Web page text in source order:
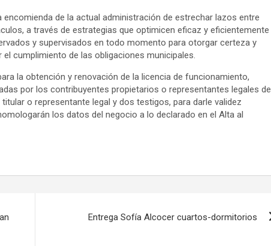
de la actual administración de estrechar lazos entre
a través de estrategias que optimicen eficaz y eficientemente
y supervisados en todo momento para otorgar certeza y
cumplimiento de las obligaciones municipales.
la obtención y renovación de la licencia de funcionamiento,
por los contribuyentes propietarios o representantes legales de
o representante legal y dos testigos, para darle validez
los datos del negocio a lo declarado en el Alta al
Entrega Sofía Alcocer cuartos-dormitorios